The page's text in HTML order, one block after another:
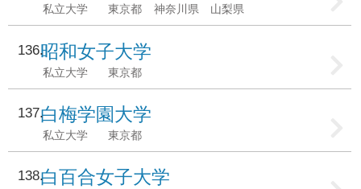
私立大学 東京都 神奈川県 山梨県
136昭和女子大学
私立大学 東京都
137白梅学園大学
私立大学 東京都
138白百合女子大学